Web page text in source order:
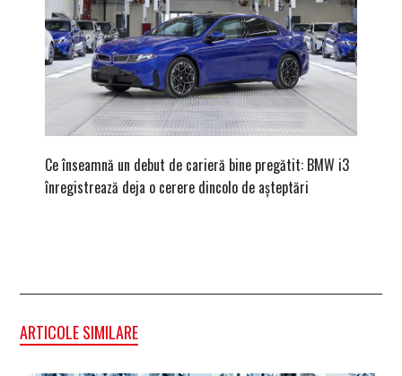
Ce înseamnă un debut de carieră bine pregătit: BMW i3
înregistrează deja o cerere dincolo de așteptări
ARTICOLE SIMILARE